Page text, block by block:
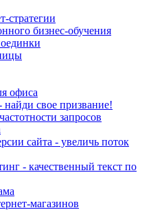
стратегии
бизнес-обучения
офиса
свое призвание!
запросов
сайта - увеличь поток
- качественный текст по
магазинов